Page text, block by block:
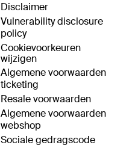
Disclaimer
Vulnerability disclosure
policy
Cookievoorkeuren
wijzigen
Algemene voorwaarden
ticketing
Resale voorwaarden
Algemene voorwaarden
webshop
Sociale gedragscode